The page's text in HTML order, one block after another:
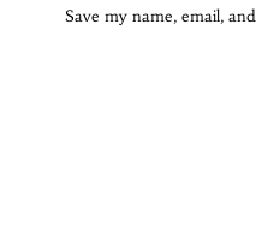
Save my name, email,